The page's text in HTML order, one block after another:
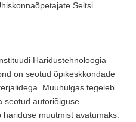
Seltsi
Haridustehnoloogia
on seotud õpikeskkondade
Muuhulgas tegeleb
seotud autoriõiguse
muutmist avatumaks.